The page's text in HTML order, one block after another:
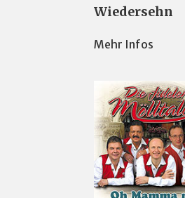
Wiedersehn
Mehr Infos